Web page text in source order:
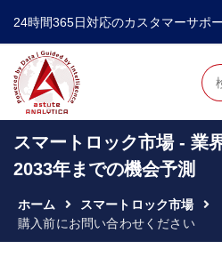
24時間365日対応のカスタマーサポ
スマートロック市場 - 業
2033年までの機会予測
ホーム
スマートロック市場
購入前にお問い合わせください